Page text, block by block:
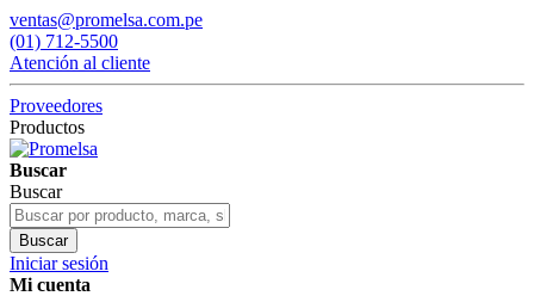
ventas@promelsa.com.pe
(01) 712-5500
Atención al cliente
Proveedores
Productos
Buscar
Buscar
Buscar
Iniciar sesión
Mi cuenta